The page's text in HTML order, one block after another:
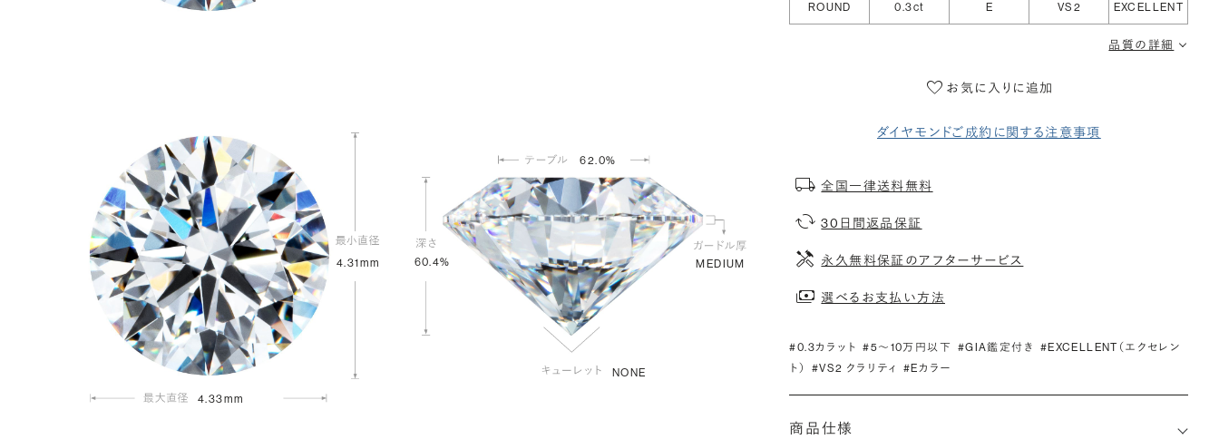
4.31mm
4.33mm
60.4%
62.0%
MEDIUM
NONE
ROUND 0.3ct E VS2 EXCELLENT
品質の詳細
お気に入りに追加
ダイヤモンドご成約に関する注意事項
全国一律送料無料
30日間返品保証
永久無料保証のアフターサービス
選べるお支払い方法
#0.3カラット #5〜10万円以下 #GIA鑑定付き
#EXCELLENT（エクセレン
ト）
#VS2 クラリティ #Eカラー
商品仕様